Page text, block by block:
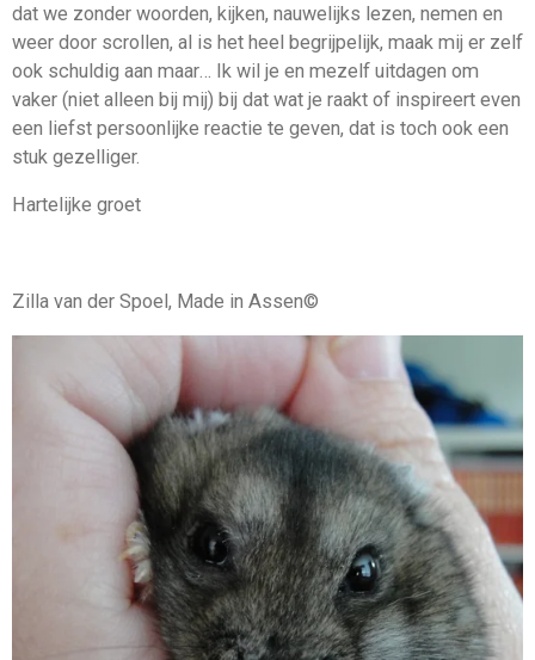
dat we zonder woorden, kijken, nauwelijks lezen, nemen en
weer door scrollen, al is het heel begrijpelijk, maak mij er zelf
ook schuldig aan maar… Ik wil je en mezelf uitdagen om
vaker (niet alleen bij mij) bij dat wat je raakt of inspireert even
een liefst persoonlijke reactie te geven, dat is toch ook een
stuk gezelliger.
Hartelijke groet
Zilla van der Spoel, Made in Assen©